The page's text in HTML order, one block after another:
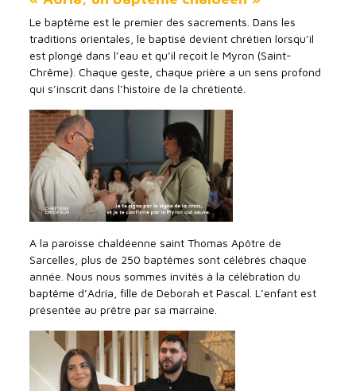
Le baptême est le premier des sacrements. Dans les
traditions orientales, le baptisé devient chrétien lorsqu’il
est plongé dans l’eau et qu’il reçoit le Myron (Saint-
Chrême). Chaque geste, chaque prière a un sens profond
qui s’inscrit dans l’histoire de la chrétienté.
A la paroisse chaldéenne saint Thomas Apôtre de
Sarcelles, plus de 250 baptêmes sont célébrés chaque
année. Nous nous sommes invités à la célébration du
baptême d’Adria, fille de Deborah et Pascal. L’enfant est
présentée au prêtre par sa marraine.